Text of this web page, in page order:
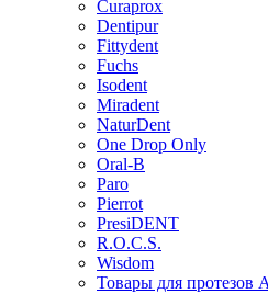
Curaprox
Dentipur
Fittydent
Fuchs
Isodent
Miradent
NaturDent
One Drop Only
Oral-B
Paro
Pierrot
PresiDENT
R.O.C.S.
Wisdom
Товары для протезов